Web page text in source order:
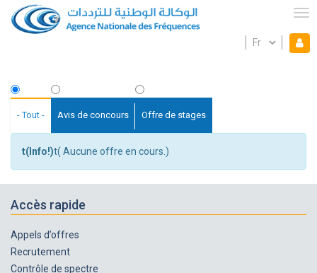
Aller
au
contenu
Mon espace
Select
Fil
d'Ariane
- Tout - Avis de concours Offre de stages
t(Info!)t( Aucune offre en cours.)
Accès rapide
Appels d’offres
Recrutement
Contrôle de spectre